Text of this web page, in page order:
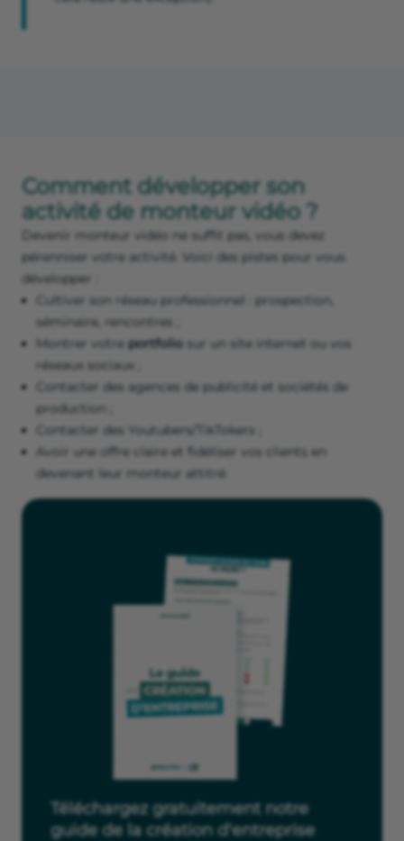
Comment développer son
activité de monteur vidéo ?
Devenir monteur vidéo ne suffit pas, vous devez
pérenniser votre activité. Voici des pistes pour vous
développer :
Cultiver son réseau professionnel : prospection,
séminaire, rencontres ;
Montrer votre portfolio sur un site internet ou vos
réseaux sociaux ;
Contacter des agences de publicité et sociétés de
production ;
Contacter des Youtubers/TikTokers ;
Avoir une offre claire et fidéliser vos clients en
devenant leur monteur attitré.
Téléchargez gratuitement notre
guide de la création d'entreprise